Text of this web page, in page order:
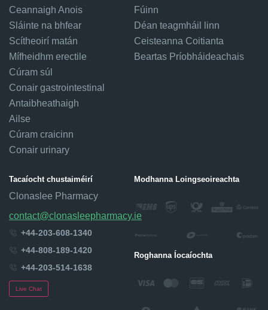
Ceannaigh Anois
Sláinte na bhfear
Scítheoirí matán
Mífheidhm erectile
Cúram súl
Conair gastrointestinal
Antaibheathaigh
Ailse
Cúram craicinn
Conair urinary
Fúinn
Déan teagmháil linn
Ceisteanna Coitianta
Beartas Príobháideachais
Tacaíocht chustaiméirí
Clonaslee Pharmacy
contact@clonasleepharmacy.ie
+44-203-608-1340
+44-808-189-1420
+44-203-514-1638
Live Chat
Modhanna Loingseoireachta
Roghanna Íocaíochta